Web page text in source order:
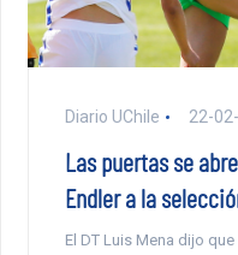
Diario UChile 22-
Las puertas se
Endler a la
El DT Luis Mena dijo